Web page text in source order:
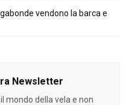
vendono la barca e
Newsletter
mondo della vela e non